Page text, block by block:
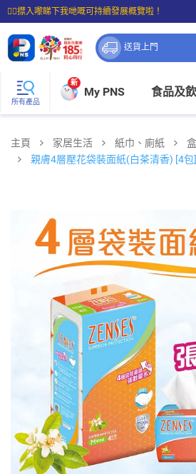
☝🏼㩒入嚟睇下我哋嘅可持續發展概覽啦！
⭐購物滿$399即享免費送貨；滿$100即可免費店
送貨上門
所有產品
新
My PNS 食品及
主頁 家居生活 紙巾、廁紙
親膚4層壓花袋裝面紙(白茶清香) [4包]